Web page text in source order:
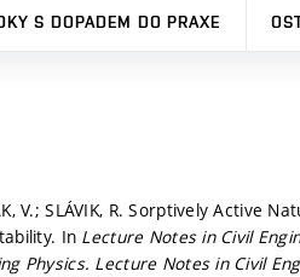
S DOPADEM DO PRAXE
V.; SLÁVIK, R. Sorptively Active
In Lecture Notes in Civil
Physics. Lecture Notes in Civil